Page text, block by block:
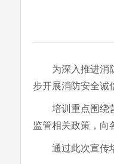
为深入推进消防
步开展消防安全诚
培训重点围绕营
监管相关政策，向
通过此次宣传培